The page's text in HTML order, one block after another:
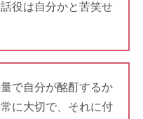
役は自分かと苦笑せ
で自分が酩酊するか
に大切で、それに付